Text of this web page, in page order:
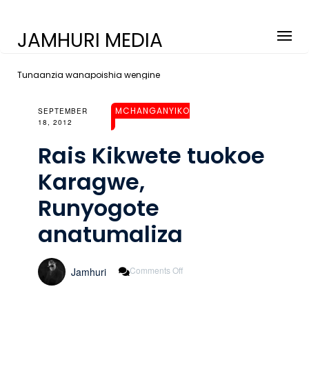
JAMHURI MEDIA
Tunaanzia wanapoishia wengine
SEPTEMBER
18, 2012
MCHANGANYIKO
Rais Kikwete tuokoe
Karagwe,
Runyogote
anatumaliza
Jamhuri Comments Off